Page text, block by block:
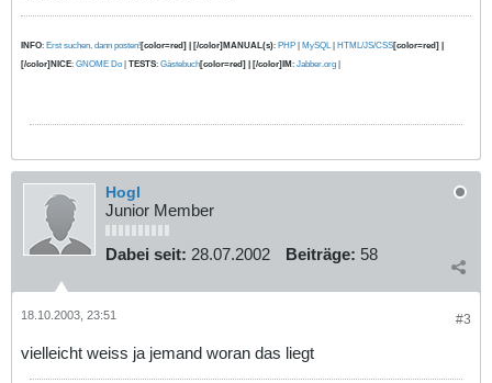
INFO: Erst suchen, dann posten![color=red] | [/color]MANUAL(s): PHP | MySQL | HTML/JS/CSS[color=red] |
[/color]NICE: GNOME Do | TESTS: Gästebuch[color=red] | [/color]IM: Jabber.org |
Hogl
Junior Member
Dabei seit: 28.07.2002 Beiträge: 58
#3
18.10.2003, 23:51
vielleicht weiss ja jemand woran das liegt